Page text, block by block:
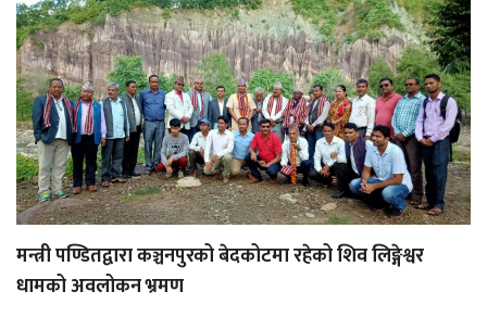
मन्त्री पण्डितद्वारा कञ्चनपुरको बेदकोटमा रहेको शिव लिङ्गेश्वर
धामको अवलोकन भ्रमण